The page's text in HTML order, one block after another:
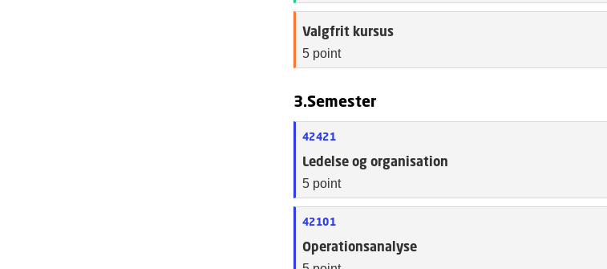
Valgfrit kursus
5 point
3.Semester
42421
Ledelse og organisation
5 point
42101
Operationsanalyse